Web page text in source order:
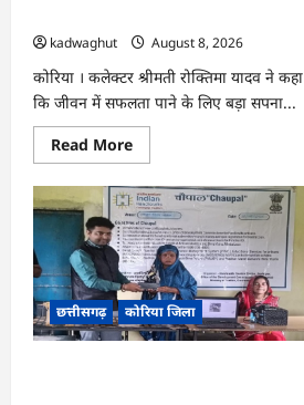
kadwaghut
August 8, 2026
कोरिया । कलेक्टर श्रीमती रोक्तिमा यादव ने कहा
कि जीवन में सफलता पाने के लिए बड़ा सपना...
Read MoreRead
more
CG
:
अच्छा
और
बड़ा
सोचो,
लक्ष्य
हासिल
करने
के
लिए
छत्तीसगढ़ कोरिया जिला